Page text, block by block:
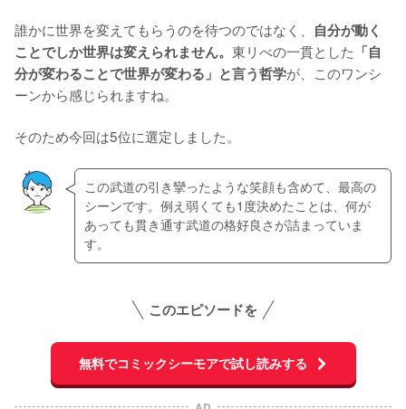
誰かに世界を変えてもらうのを待つのではなく、 自分が動く
ことでしか世界は変えられません。 東リべの一貫とした 「自
分が変わることで世界が変わる」と言う哲学が、このワンシ
ーンから感じられますね。
そのため今回は5位に選定しました。
この武道の引き攣ったような笑顔も含めて、最高の
シーンです。例え弱くても1度決めたことは、何が
あっても貫き通す武道の格好良さが詰まっていま
す。
このエピソードを
無料でコミックシーモアで試し読みする